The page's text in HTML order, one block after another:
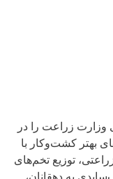
زراعت را در
بهتر کشت‌وکار با
توزیع تخم‌های
به دهقانان،